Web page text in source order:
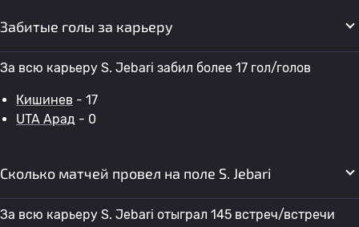
Забитые голы за карьеру
За всю карьеру S. Jebari забил более 17 гол/голов
Кишинев - 17
UTA Арад - 0
Сколько матчей провел на поле S. Jebari
За всю карьеру S. Jebari отыграл 145 встреч/встречи